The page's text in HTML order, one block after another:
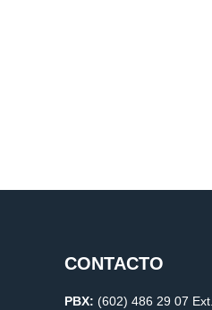
CONTACTO
PBX: (602) 486 29 07